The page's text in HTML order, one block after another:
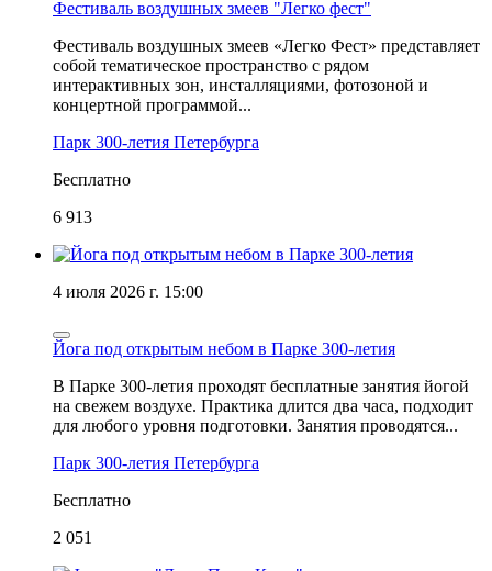
Фестиваль воздушных змеев "Легко фест"
Фестиваль воздушных змеев «Легко Фест» представляет
собой тематическое пространство с рядом
интерактивных зон, инсталляциями, фотозоной и
концертной программой...
Парк 300-летия Петербурга
Бесплатно
6 913
4 июля 2026 г. 15:00
Йога под открытым небом в Парке 300-летия
В Парке 300-летия проходят бесплатные занятия йогой
на свежем воздухе. Практика длится два часа, подходит
для любого уровня подготовки. Занятия проводятся...
Парк 300-летия Петербурга
Бесплатно
2 051